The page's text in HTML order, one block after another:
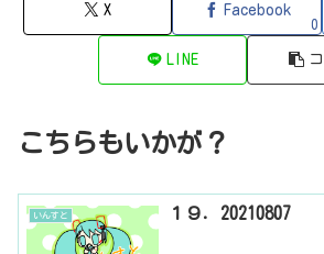
X Facebook
0
LINE
こちらもいかが？
いんすと １９．20210807